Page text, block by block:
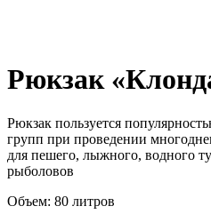
Рюкзак
Рюкзак пользуется
групп при проведении
для пешего, лыжного, водного
рыболовов
Объем: 80 литров